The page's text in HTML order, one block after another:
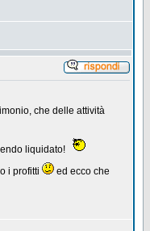
che delle attività
liquidato!
i profitti
ed ecco che